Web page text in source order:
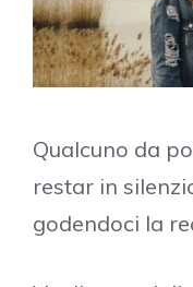
Qualcuno da
restar in
godendoci la